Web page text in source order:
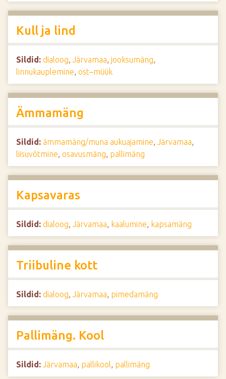
Kull ja lind
Sildid: dialoog, Järvamaa, jooksumäng,
linnukauplemine, ost–müük
Ämmamäng
Sildid: ämmamäng/muna aukuajamine, Järvamaa,
liisuvõtmine, osavusmäng, pallimäng
Kapsavaras
Sildid: dialoog, Järvamaa, kaalumine, kapsamäng
Triibuline kott
Sildid: dialoog, Järvamaa, pimedamäng
Pallimäng. Kool
Sildid: Järvamaa, pallikool, pallimäng